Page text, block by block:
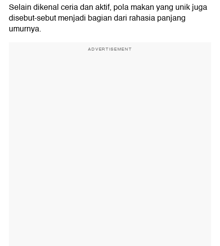
Selain dikenal ceria dan aktif, pola makan yang unik juga
disebut-sebut menjadi bagian dari rahasia panjang
umurnya.
ADVERTISEMENT